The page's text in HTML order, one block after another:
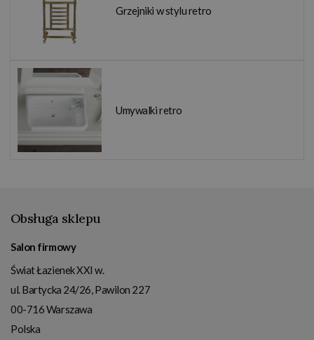
Grzejniki w stylu retro
Umywalki retro
Obsługa sklepu
Salon firmowy
Świat Łazienek XXI w.
ul. Bartycka 24/26, Pawilon 227
00-716Warszawa
Polska